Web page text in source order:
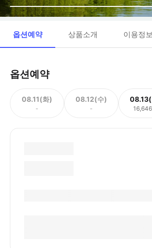
옵션예약 상품소개 이용정보
옵션예약
08.11(화)
-
08.12(수)
-